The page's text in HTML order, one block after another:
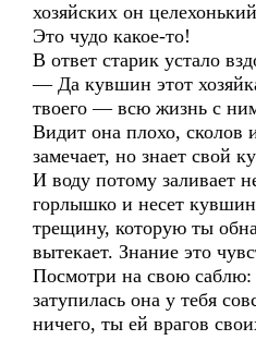
хозяйских он
Это чудо какое-то!
В ответ старик устало
— Да кувшин этот
твоего — всю жизнь с
Видит она плохо, сколов
замечает, но знает свой
И воду потому заливает
горлышко и несет кувшин
трещину, которую ты
вытекает. Знание это
Посмотри на свою саблю:
затупилась она у тебя
ничего, ты ей врагов